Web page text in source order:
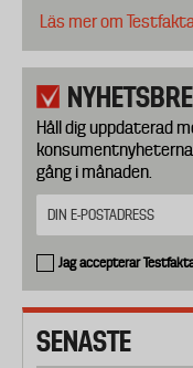
Läs mer om
Håll dig uppdaterad
gång i månaden.
Jag accepterar
SENASTE